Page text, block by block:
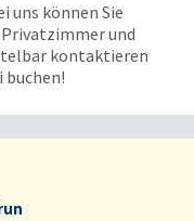
uns können Sie
und
kontaktieren